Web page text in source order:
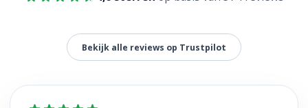
Bekijk alle reviews op Trustpilot